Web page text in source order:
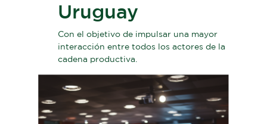
Uruguay
Con el objetivo de impulsar una mayor
interacción entre todos los actores de la
cadena productiva.